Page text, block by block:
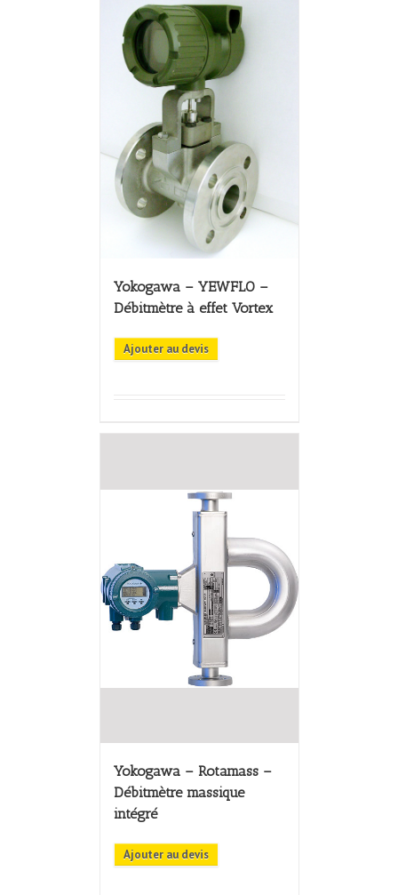
Yokogawa – YEWFLO –
Débitmètre à effet Vortex
Ajouter au devis
Yokogawa – Rotamass –
Débitmètre massique
intégré
Ajouter au devis